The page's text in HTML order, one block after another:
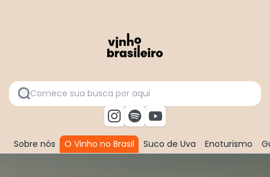
Sobre nós O Vinho no Brasil Suco de Uva Enoturismo